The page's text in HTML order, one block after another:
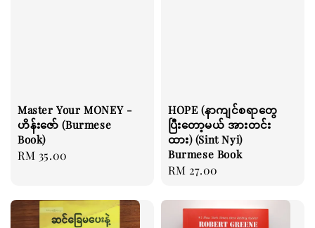
Master Your MONEY -
ဟိန်းဇော် (Burmese
Book)
Regular
RM 35.00
HOPE (နာကျင်စရာတွေ
ပြီးတော့မယ် အားတင်း
ထား) (Sint Nyi)
Burmese Book
Regular
RM 27.00